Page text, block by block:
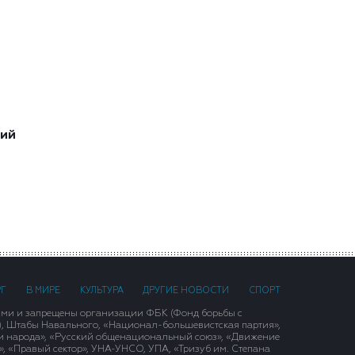
В МИРЕ КУЛЬТУРА ДРУГИЕ НОВОСТИ СПОРТ
и запрещены организации ФБК (Фонд борьбы с
Штабы Навального, «Национал-большевистская партия»,
народа», «Русский общенациональный союз», «Движение
«Правый сектор», УНА-УНСО, УПА, «Тризуб им. Степана